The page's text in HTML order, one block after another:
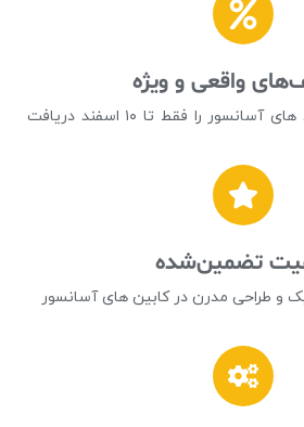
واقعی و ویژه
تخفیف های ویژه کابین های آسانسور را فقط تا ۱۰ اسفند دریافت
تضمین‌شده
و طراحی مدرن در کابین های آسانسور